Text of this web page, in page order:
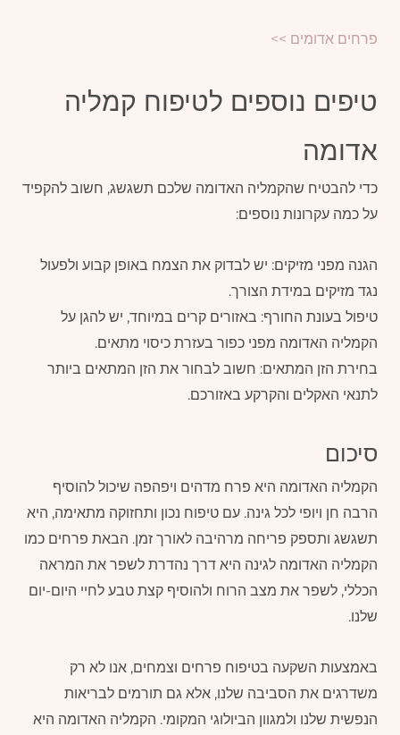
פרחים אדומים >>
טיפים נוספים לטיפוח קמליה
אדומה
כדי להבטיח שהקמליה האדומה שלכם תשגשג, חשוב להקפיד
על כמה עקרונות נוספים:
הגנה מפני מזיקים: יש לבדוק את הצמח באופן קבוע ולפעול
נגד מזיקים במידת הצורך.
טיפול בעונת החורף: באזורים קרים במיוחד, יש להגן על
הקמליה האדומה מפני כפור בעזרת כיסוי מתאים.
בחירת הזן המתאים: חשוב לבחור את הזן המתאים ביותר
לתנאי האקלים והקרקע באזורכם.
סיכום
הקמליה האדומה היא פרח מדהים ויפהפה שיכול להוסיף
הרבה חן ויופי לכל גינה. עם טיפוח נכון ותחזוקה מתאימה, היא
תשגשג ותספק פריחה מרהיבה לאורך זמן. הבאת פרחים כמו
הקמליה האדומה לגינה היא דרך נהדרת לשפר את המראה
הכללי, לשפר את מצב הרוח ולהוסיף קצת טבע לחיי היום-יום
שלנו.
באמצעות השקעה בטיפוח פרחים וצמחים, אנו לא רק
משדרגים את הסביבה שלנו, אלא גם תורמים לבריאות
הנפשית שלנו ולמגוון הביולוגי המקומי. הקמליה האדומה היא